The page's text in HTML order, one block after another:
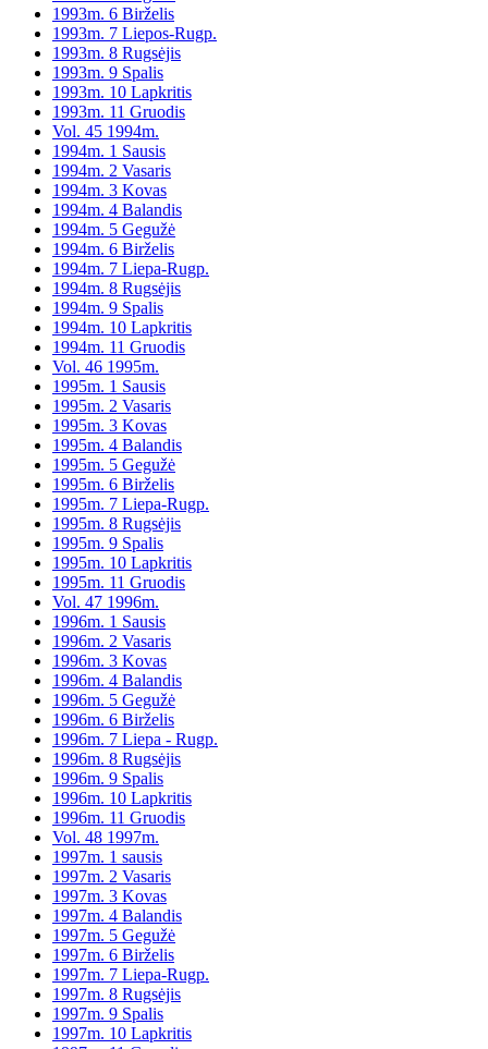
1993m. 6 Birželis
1993m. 7 Liepos-Rugp.
1993m. 8 Rugsėjis
1993m. 9 Spalis
1993m. 10 Lapkritis
1993m. 11 Gruodis
Vol. 45 1994m.
1994m. 1 Sausis
1994m. 2 Vasaris
1994m. 3 Kovas
1994m. 4 Balandis
1994m. 5 Gegužė
1994m. 6 Birželis
1994m. 7 Liepa-Rugp.
1994m. 8 Rugsėjis
1994m. 9 Spalis
1994m. 10 Lapkritis
1994m. 11 Gruodis
Vol. 46 1995m.
1995m. 1 Sausis
1995m. 2 Vasaris
1995m. 3 Kovas
1995m. 4 Balandis
1995m. 5 Gegužė
1995m. 6 Birželis
1995m. 7 Liepa-Rugp.
1995m. 8 Rugsėjis
1995m. 9 Spalis
1995m. 10 Lapkritis
1995m. 11 Gruodis
Vol. 47 1996m.
1996m. 1 Sausis
1996m. 2 Vasaris
1996m. 3 Kovas
1996m. 4 Balandis
1996m. 5 Gegužė
1996m. 6 Birželis
1996m. 7 Liepa - Rugp.
1996m. 8 Rugsėjis
1996m. 9 Spalis
1996m. 10 Lapkritis
1996m. 11 Gruodis
Vol. 48 1997m.
1997m. 1 sausis
1997m. 2 Vasaris
1997m. 3 Kovas
1997m. 4 Balandis
1997m. 5 Gegužė
1997m. 6 Birželis
1997m. 7 Liepa-Rugp.
1997m. 8 Rugsėjis
1997m. 9 Spalis
1997m. 10 Lapkritis